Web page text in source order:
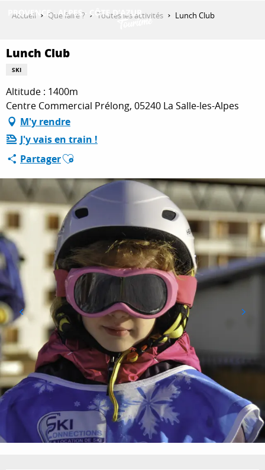
principal
DÉCOUVRIR
QUE FAIRE ?
SÉJOURNER
ESPACE PRO
Accueil Que faire ? Toutes les activités Lunch Club
Lunch Club
SKI
Altitude : 1400m
Centre Commercial Prélong, 05240 La Salle-les-Alpes
M'y rendre
J'y vais en train !
PartagerAjouter aux favoris